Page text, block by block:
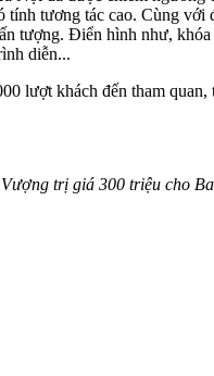
tương tác cao. Cùng
tượng. Điển hình như,
diễn...
lượt khách đến tham
trị giá 300 triệu cho